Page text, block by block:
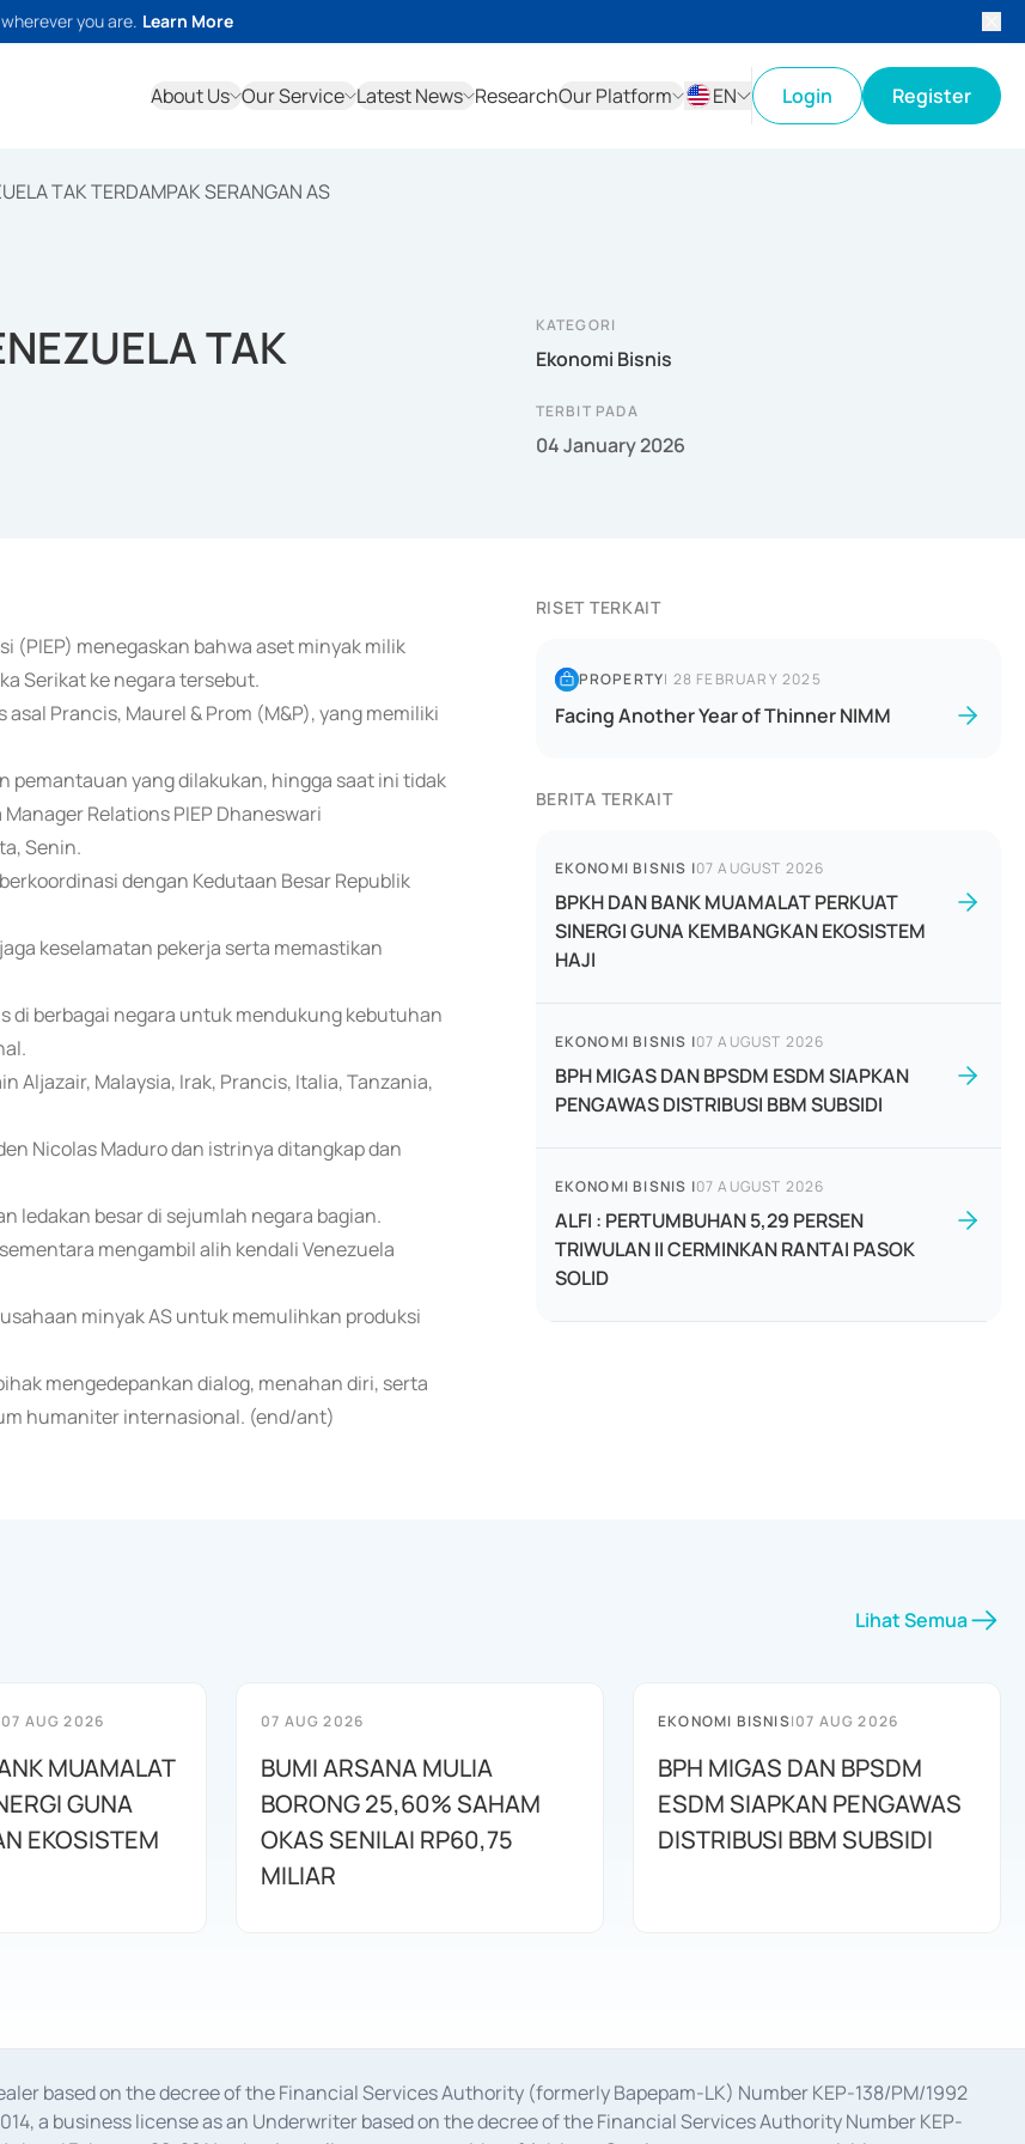
you are. Learn More
About Us Our Service Latest News ResearchOur Platform
EN
Login Register
TAK TERDAMPAK SERANGAN AS
TAK
KATEGORI
Ekonomi Bisnis
TERBIT PADA
04 January 2026
(PIEP) menegaskan bahwa aset minyak milik
Serikat ke negara tersebut.
Prancis, Maurel & Prom (M&P), yang memiliki
yang dilakukan, hingga saat ini tidak
Relations PIEP Dhaneswari
Senin.
dengan Kedutaan Besar Republik
keselamatan pekerja serta memastikan
di berbagai negara untuk mendukung kebutuhan
Aljazair, Malaysia, Irak, Prancis, Italia, Tanzania,
Nicolas Maduro dan istrinya ditangkap dan
ledakan besar di sejumlah negara bagian.
mengambil alih kendali Venezuela
minyak AS untuk memulihkan produksi
mengedepankan dialog, menahan diri, serta
humaniter internasional. (end/ant)
RISET TERKAIT
PROPERTY| 28 FEBRUARY 2025
Facing Another Year of Thinner NIMM
BERITA TERKAIT
EKONOMI BISNIS |07 AUGUST 2026
BPKH DAN BANK MUAMALAT PERKUAT
SINERGI GUNA KEMBANGKAN EKOSISTEM
HAJI
EKONOMI BISNIS |07 AUGUST 2026
BPH MIGAS DAN BPSDM ESDM SIAPKAN
PENGAWAS DISTRIBUSI BBM SUBSIDI
EKONOMI BISNIS |07 AUGUST 2026
ALFI : PERTUMBUHAN 5,29 PERSEN
TRIWULAN II CERMINKAN RANTAI PASOK
SOLID
Lihat Semua
07 AUG 2026
MUAMALAT
GUNA
EKOSISTEM
07 AUG 2026
BUMI ARSANA MULIA
BORONG 25,60% SAHAM
OKAS SENILAI RP60,75
MILIAR
EKONOMI BISNIS|07 AUG 2026
BPH MIGAS DAN BPSDM
ESDM SIAPKAN PENGAWAS
DISTRIBUSI BBM SUBSIDI
based on the decree of the Financial Services Authority (formerly Bapepam-LK) Number KEP-138/PM/1992
a business license as an Underwriter based on the decree of the Financial Services Authority Number KEP-